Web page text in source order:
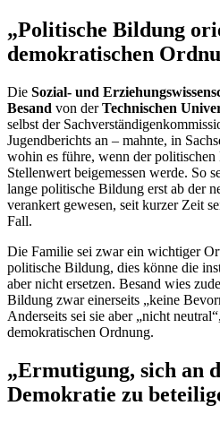
„Politische Bildung
demokratischen
Die Sozial- und
Besand von derTechnischen
selbst der
Jugendberichts an – mahnte, in
wohin es führe, wenn der
Stellenwert beigemessen werde. So
lange politische Bildung erst ab der
verankert gewesen, seit kurzer Zeit
Fall.
Die Familie sei zwar ein wichtiger
politische Bildung, dies könne die
aber nicht ersetzen. Besand wies
Bildung zwar einerseits „keine
Anderseits sei sie aber „nicht
demokratischen Ordnung.
„Ermutigung, sich an
Demokratie zu